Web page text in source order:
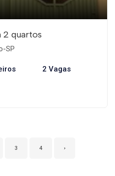
2 quartos
SP
2 Vagas
3 4 ›